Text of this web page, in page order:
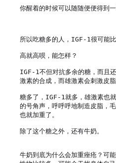
你醒着的时候可以随随便便得到一
所以吃糖多的人，IGF-1很可能
高就高呗，能怎样？
IGF-1不但对抗多余的糖，而且
激素的合成，而雄激素会刺激皮
糖多了，IGF-1就多，雄激素也
的号角声，呼呼呼地制造皮脂，
也就加重了。
除了这个糖之外，还有牛奶。
牛奶到底为什么会加重痤疮？可